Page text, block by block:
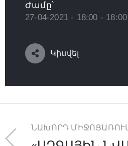
Ժամը՝
27-04-2021 - 18:00 - 18:00
Կիսվել
ՆԱԽՈՐԴ